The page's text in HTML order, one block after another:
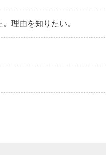
理由を知りたい。